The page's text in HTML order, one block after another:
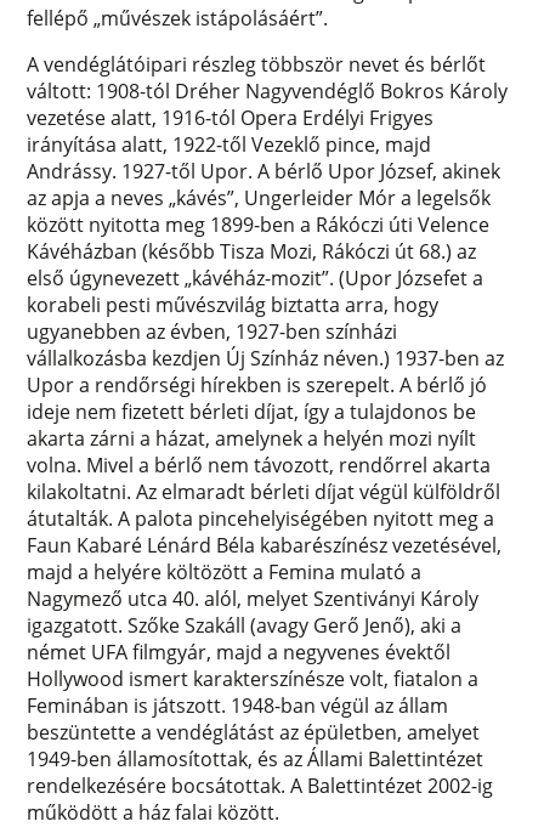
fellépő „művészek istápolásáért”.
A vendéglátóipari részleg többször nevet és bérlőt
váltott: 1908-tól Dréher Nagyvendéglő Bokros Károly
vezetése alatt, 1916-tól Opera Erdélyi Frigyes
irányítása alatt, 1922-től Vezeklő pince, majd
Andrássy. 1927-től Upor. A bérlő Upor József, akinek
az apja a neves „kávés”, Ungerleider Mór a legelsők
között nyitotta meg 1899-ben a Rákóczi úti Velence
Kávéházban (később Tisza Mozi, Rákóczi út 68.) az
első úgynevezett „kávéház-mozit”. (Upor Józsefet a
korabeli pesti művészvilág biztatta arra, hogy
ugyanebben az évben, 1927-ben színházi
vállalkozásba kezdjen Új Színház néven.) 1937-ben az
Upor a rendőrségi hírekben is szerepelt. A bérlő jó
ideje nem fizetett bérleti díjat, így a tulajdonos be
akarta zárni a házat, amelynek a helyén mozi nyílt
volna. Mivel a bérlő nem távozott, rendőrrel akarta
kilakoltatni. Az elmaradt bérleti díjat végül külföldről
átutalták. A palota pincehelyiségében nyitott meg a
Faun Kabaré Lénárd Béla kabarészínész vezetésével,
majd a helyére költözött a Femina mulató a
Nagymező utca 40. alól, melyet Szentiványi Károly
igazgatott. Szőke Szakáll (avagy Gerő Jenő), aki a
német UFA filmgyár, majd a negyvenes évektől
Hollywood ismert karakterszínésze volt, fiatalon a
Feminában is játszott. 1948-ban végül az állam
beszüntette a vendéglátást az épületben, amelyet
1949-ben államosítottak, és az Állami Balettintézet
rendelkezésére bocsátottak. A Balettintézet 2002-ig
működött a ház falai között.